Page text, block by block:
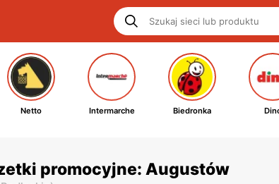
Netto Intermarche Biedronka
promocyjne: Augustów